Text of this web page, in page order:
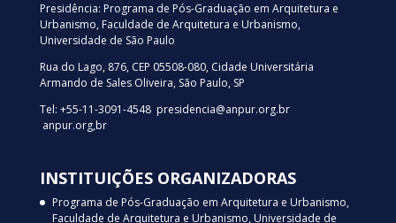
Presidência: Programa de Pós-Graduação em Arquitetura e
Urbanismo, Faculdade de Arquitetura e Urbanismo,
Universidade de São Paulo
Rua do Lago, 876, CEP 05508-080, Cidade Universitária
Armando de Sales Oliveira, São Paulo, SP
Tel: +55-11-3091-4548 presidencia@anpur.org.br
anpur.org,br
INSTITUIÇÕES ORGANIZADORAS
Programa de Pós-Graduação em Arquitetura e Urbanismo,
Faculdade de Arquitetura e Urbanismo, Universidade de